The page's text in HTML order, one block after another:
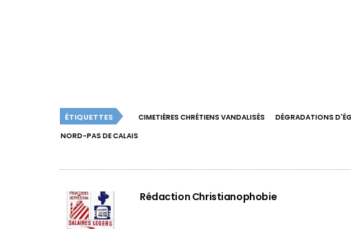
ÉTIQUETTES CIMETIÈRES CHRÉTIENS VANDALISÉS DÉGRADATIONS
NORD-PAS DE CALAIS
Rédaction Christianophobie